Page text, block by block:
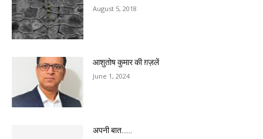
August 5, 2018
आशुतोष कुमार की ग़ज़लें
June 1, 2024
अपनी बात……